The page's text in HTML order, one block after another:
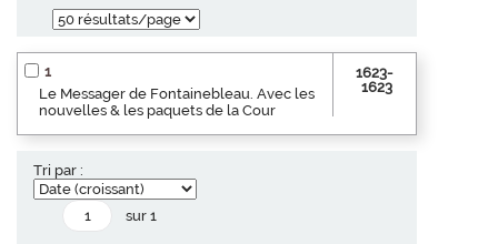
1
Le Messager de Fontainebleau. Avec les
nouvelles & les paquets de la Cour
1623-
1623
Tri par :
sur 1